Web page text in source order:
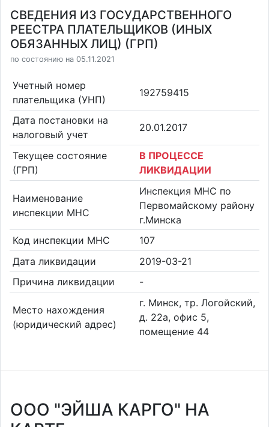
СВЕДЕНИЯ ИЗ ГОСУДАРСТВЕННОГО
РЕЕСТРА ПЛАТЕЛЬЩИКОВ (ИНЫХ
ОБЯЗАННЫХ ЛИЦ) (ГРП)
по состоянию на 05.11.2021
Учетный номер
плательщика (УНП)
192759415
Дата постановки на
налоговый учет
20.01.2017
Текущее состояние
(ГРП)
В ПРОЦЕССЕ
ЛИКВИДАЦИИ
Наименование
инспекции МНС
Инспекция МНС по
Первомайскому району
г.Минска
Код инспекции МНС
107
Дата ликвидации
2019-03-21
Причина ликвидации
-
Место нахождения
(юридический адрес)
г. Минск, тр. Логойский,
д. 22а, офис 5,
помещение 44
ООО "ЭЙША КАРГО" НА